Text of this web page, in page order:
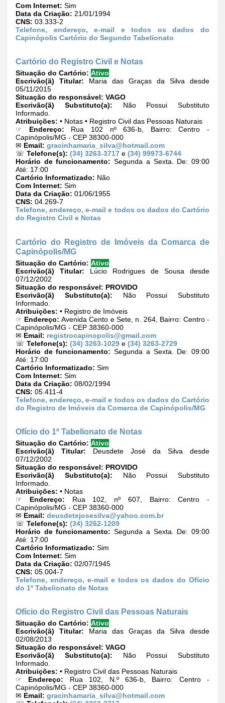
Com Internet: Sim
Data da Criação: 21/01/1994
CNS: 03.333-2
Telefone, endereço, e-mail e todos os dados do
Capinópolis Cartório do Segundo Tabelionato
Cartório do Registro Civil e Notas
Situação do Cartório: Ativo
Escrivão(ã) Titular: Maria das Graças da Silva desde
05/11/2015
Situação do responsável: VAGO
Escrivão(ã) Substituto(a): Não Possui Substituto
Informado.
Atribuições: • Notas • Registro Civil das Pessoas Naturais
☞ Endereço: Rua 102 nº 636-b, Bairro: Centro -
Capinópolis/MG - CEP 38300-000
✉ Email: gracinhamaria_silva@hotmail.com
☏ Telefone(s): (34) 3263-3717 e (34) 99973-6744
Horário de funcionamento: Segunda a Sexta. De: 09:00
Até: 17:00
Cartório Informatizado: Não
Com Internet: Sim
Data da Criação: 01/06/1955
CNS: 04.269-7
Telefone, endereço, e-mail e todos os dados do Cartório
do Registro Civil e Notas
Cartório do Registro de Imóveis da Comarca de
Capinópolis/MG
Situação do Cartório: Ativo
Escrivão(ã) Titular: Lúcio Rodrigues de Sousa desde
07/12/2002
Situação do responsável: PROVIDO
Escrivão(ã) Substituto(a): Não Possui Substituto
Informado.
Atribuições: • Registro de Imóveis
☞ Endereço: Avenida Cento e Sete, n. 264, Bairro: Centro -
Capinópolis/MG - CEP 38360-000
✉ Email: registrocapinopolis@gmail.com
☏ Telefone(s): (34) 3263-1029 e (34) 3263-2729
Horário de funcionamento: Segunda a Sexta. De: 09:00
Até: 17:00
Cartório Informatizado: Sim
Com Internet: Sim
Data da Criação: 08/02/1994
CNS: 05.411-4
Telefone, endereço, e-mail e todos os dados do Cartório
do Registro de Imóveis da Comarca de Capinópolis/MG
Ofício do 1º Tabelionato de Notas
Situação do Cartório: Ativo
Escrivão(ã) Titular: Deusdete José da Silva desde
07/12/2002
Situação do responsável: PROVIDO
Escrivão(ã) Substituto(a): Não Possui Substituto
Informado.
Atribuições: • Notas
☞ Endereço: Rua 102, nº 607, Bairro: Centro -
Capinópolis/MG - CEP 38360-000
✉ Email: deusdetejosesilva@yahoo.com.br
☏ Telefone(s): (34) 3262-1209
Horário de funcionamento: Segunda a Sexta. De: 09:00
Até: 17:00
Cartório Informatizado: Sim
Com Internet: Sim
Data da Criação: 02/07/1945
CNS: 05.004-7
Telefone, endereço, e-mail e todos os dados do Ofício
do 1º Tabelionato de Notas
Ofício do Registro Civil das Pessoas Naturais
Situação do Cartório: Ativo
Escrivão(ã) Titular: Maria das Graças da Silva desde
02/08/2013
Situação do responsável: VAGO
Escrivão(ã) Substituto(a): Não Possui Substituto
Informado.
Atribuições: • Registro Civil das Pessoas Naturais
☞ Endereço: Rua 102, N.º 636-b, Bairro: Centro -
Capinópolis/MG - CEP 38360-000
✉ Email: gracinhamaria_silva@hotmail.com